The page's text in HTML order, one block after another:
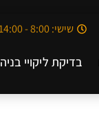
שישי: 8:00 - 14:00
בדיקת ליקויי בניה